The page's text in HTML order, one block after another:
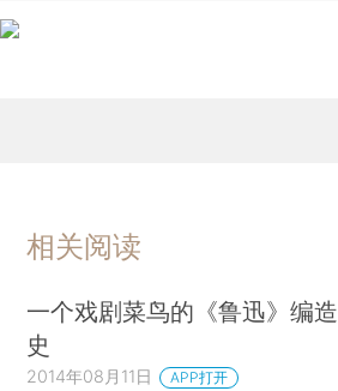
相关阅读
一个戏剧菜鸟的《鲁迅》编造
史
2014年08月11日 APP打开